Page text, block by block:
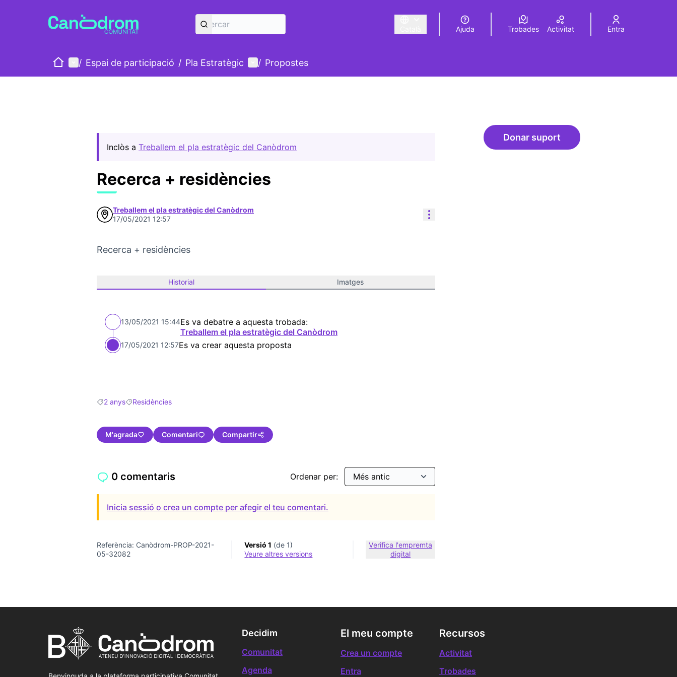
Triar la llengua Elegir el idioma Choose language
Ajuda Trobades Activitat Entra
IniciMenú principal
/ Espai de participació / Pla Estratègic Menú d'usuari
/ Propostes
Inclòs a Treballem el pla estratègic del Canòdrom
Recerca + residències
Treballem el pla estratègic del Canòdrom
17/05/2021 12:57
Controls de recursos
Recerca + residències
Historial Imatges
13/05/2021 15:44Es va debatre a aquesta trobada:
Treballem el pla estratègic del Canòdrom
17/05/2021 12:57Es va crear aquesta proposta
Resultats en filtrar per: 2 anys
2 anysResultats en filtrar per: Residències
Residències
M'agrada Comentari Compartir
Donar suportRecerca + residències
0 comentaris Ordenar per:
Inicia sessió o crea un compte per afegir el teu comentari.
Referència: Canòdrom-PROP-2021-
05-32082
Versió 1 (de 1)
veure altres versions
Verifica l'empremta
digital
Decidim
Comunitat
Agenda
El meu compte
Crea un compte
Entra
Recursos
Activitat
Trobades